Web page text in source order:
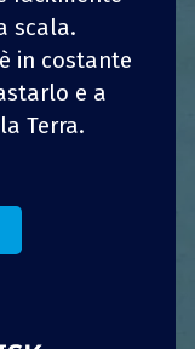
o più figli
prevede
scala.
in costante
e a
Terra.